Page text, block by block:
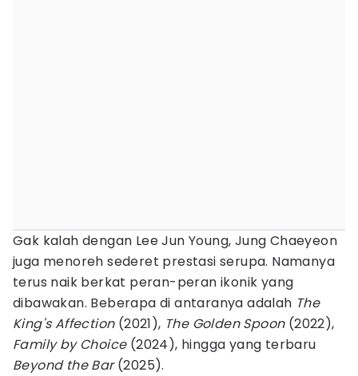
Gak kalah dengan Lee Jun Young, Jung Chaeyeon
juga menoreh sederet prestasi serupa. Namanya
terus naik berkat peran-peran ikonik yang
dibawakan. Beberapa di antaranya adalah The
King's Affection (2021), The Golden Spoon(2022),
Family by Choice (2024), hingga yang terbaru
Beyond the Bar(2025).